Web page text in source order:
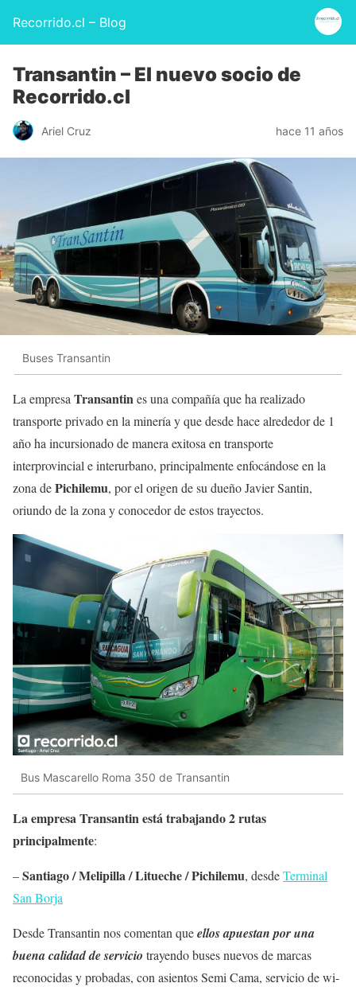
Recorrido.cl – Blog
Transantin – El nuevo socio de
Recorrido.cl
Ariel Cruz hace 11 años
Buses Transantin
La empresa Transantines una compañía que ha realizado
transporte privado en la minería y que desde hace alrededor de 1
año ha incursionado de manera exitosa en transporte
interprovincial e interurbano, principalmente enfocándose en la
zona dePichilemu, por el origen de su dueño Javier Santin,
oriundo de la zona y conocedor de estos trayectos.
Bus Mascarello Roma 350 de Transantin
La empresa Transantin está trabajando 2 rutas
principalmente:
–Santiago / Melipilla / Litueche / Pichilemu, desdeTerminal
San Borja
Desde Transantin nos comentan queellos apuestan por una
buena calidad de servicio trayendo buses nuevos de marcas
reconocidas y probadas, con asientos Semi Cama, servicio de wi-